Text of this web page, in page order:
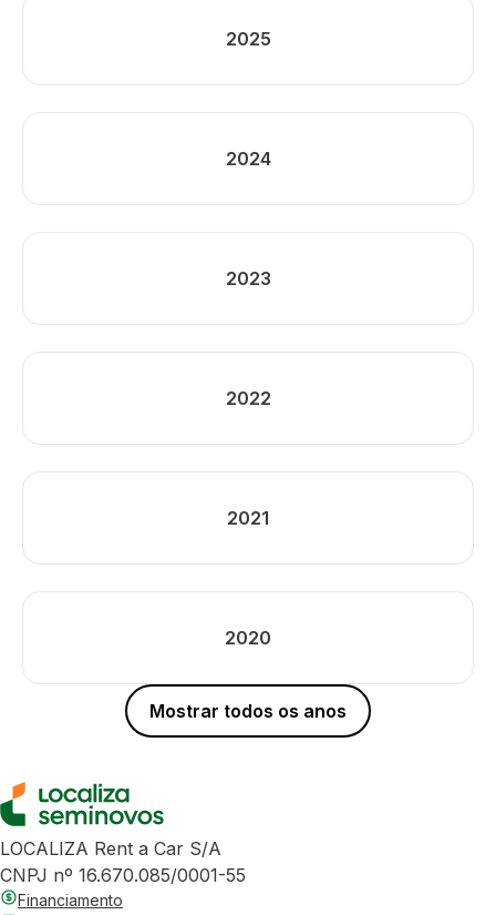
2025
2024
2023
2022
2021
2020
Mostrar todos os anos
LOCALIZA Rent a Car S/A
CNPJ nº 16.670.085/0001-55
Financiamento